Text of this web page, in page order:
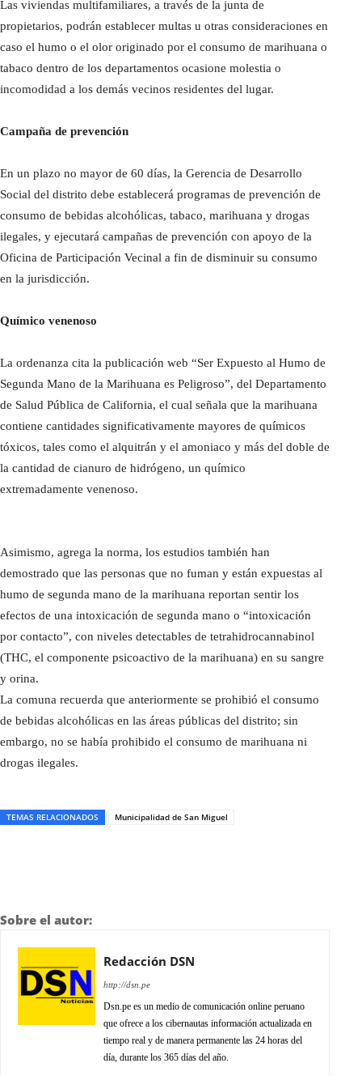
Las viviendas multifamiliares, a través de la junta de
propietarios, podrán establecer multas u otras consideraciones en
caso el humo o el olor originado por el consumo de marihuana o
tabaco dentro de los departamentos ocasione molestia o
incomodidad a los demás vecinos residentes del lugar.
Campaña de prevención
En un plazo no mayor de 60 días, la Gerencia de Desarrollo
Social del distrito debe establecerá programas de prevención de
consumo de bebidas alcohólicas, tabaco, marihuana y drogas
ilegales, y ejecutará campañas de prevención con apoyo de la
Oficina de Participación Vecinal a fin de disminuir su consumo
en la jurisdicción.
Químico venenoso
La ordenanza cita la publicación web “Ser Expuesto al Humo de
Segunda Mano de la Marihuana es Peligroso”, del Departamento
de Salud Pública de California, el cual señala que la marihuana
contiene cantidades significativamente mayores de químicos
tóxicos, tales como el alquitrán y el amoniaco y más del doble de
la cantidad de cianuro de hidrógeno, un químico
extremadamente venenoso.
Asimismo, agrega la norma, los estudios también han
demostrado que las personas que no fuman y están expuestas al
humo de segunda mano de la marihuana reportan sentir los
efectos de una intoxicación de segunda mano o “intoxicación
por contacto”, con niveles detectables de tetrahidrocannabinol
(THC, el componente psicoactivo de la marihuana) en su sangre
y orina.
La comuna recuerda que anteriormente se prohibió el consumo
de bebidas alcohólicas en las áreas públicas del distrito; sin
embargo, no se había prohibido el consumo de marihuana ni
drogas ilegales.
TEMAS RELACIONADOS Municipalidad de San Miguel
Sobre el autor:
Redacción DSN
http://dsn.pe
Dsn.pe es un medio de comunicación online peruano
que ofrece a los cibernautas información actualizada en
tiempo real y de manera permanente las 24 horas del
día, durante los 365 días del año.